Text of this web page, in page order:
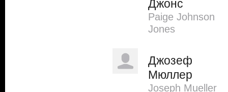
Джонс
Paige Johnson
Jones
Джозеф
Мюллер
Joseph Mueller